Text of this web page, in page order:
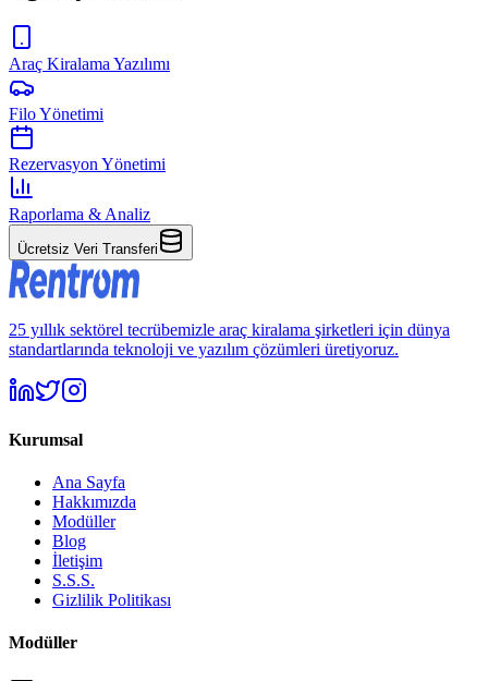
Araç Kiralama Yazılımı
Filo Yönetimi
Rezervasyon Yönetimi
Raporlama & Analiz
Ücretsiz Veri Transferi
25 yıllık sektörel tecrübemizle araç kiralama şirketleri için dünya
standartlarında teknoloji ve yazılım çözümleri üretiyoruz.
Kurumsal
Ana Sayfa
Hakkımızda
Modüller
Blog
İletişim
S.S.S.
Gizlilik Politikası
Modüller